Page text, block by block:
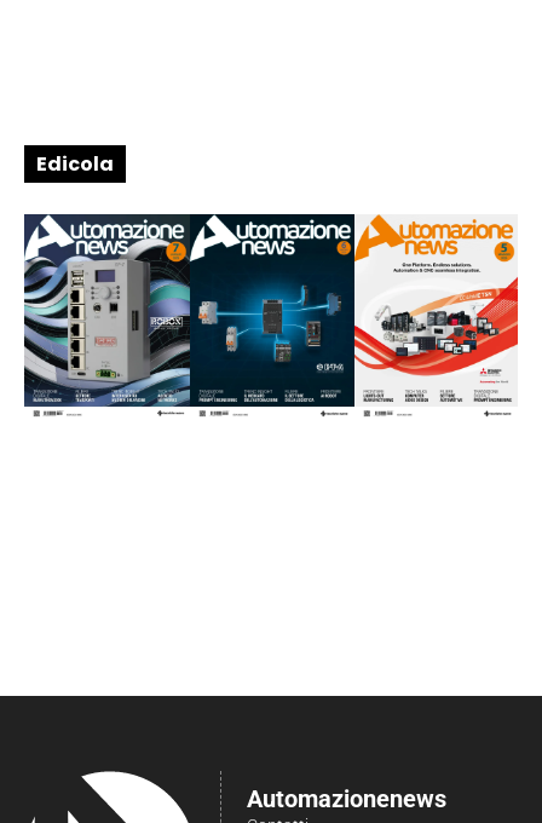
Edicola
Automazionenews